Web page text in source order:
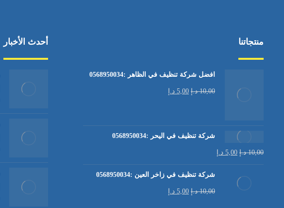
منتجاتنا
افضل شركة تنظيف في الظاهر :0568950034
10,00 د.إ 5,00 د.إ
شركة تنظيف في اليحر :0568950034
10,00 د.إ 5,00 د.إ
شركة تنظيف في زاخر العين :0568950034
10,00 د.إ 5,00 د.إ
أحدث الأخبار